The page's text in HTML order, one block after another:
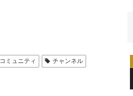
コミュニティ チャンネル